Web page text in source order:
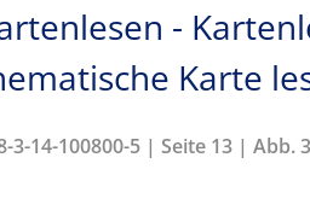
-
Karte
3-14-100800-5 | Seite 13 | Abb. 3